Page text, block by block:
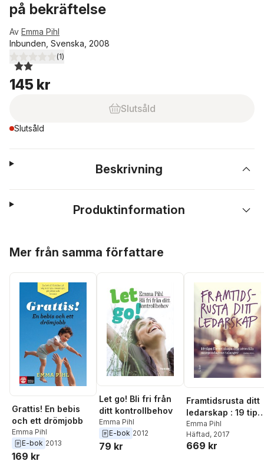
på bekräftelse
Av Emma Pihl
Inbunden, Svenska, 2008
2,0utav 5 stjärnor. Totalt antal röster:
(1)
145 kr
Slutsåld
Slutsåld
Beskrivning
Produktinformation
Mer från samma författare
Grattis! En bebis
och ett drömjobb
Emma Pihl
E-bok 2013
169 kr
Let go! Bli fri från
ditt kontrollbehov
Emma Pihl
E-bok 2012
79 kr
Framtidsrusta ditt
ledarskap : 19 tips
för att skapa och
utveckla
morgondagens
Emma Pihl
Häftad, 2017
669 kr